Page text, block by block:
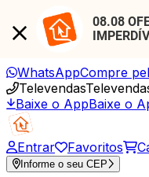
08.08
WhatsAppCompre
Televendas
Baixe o AppBaixe o
Entrar Favoritos
Informe o seu CEP